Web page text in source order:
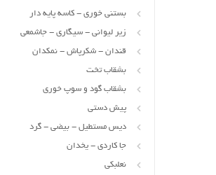
بستنی خوری - کاسه پایه دار
زیر لیوانی - سیگاری - جاشمعی
قندان - شکرپاش - نمکدان
بشقاب تخت
بشقاب گود و سوپ خوری
پیش دستی
دیس مستطیل - بیضی - گرد
جا کاردی - یخدان
نعلبکی